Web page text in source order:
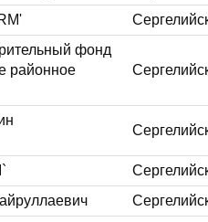
фонд
районное